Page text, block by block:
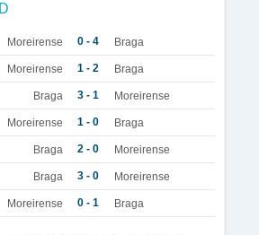
Moreirense 0 - 4 Braga
Moreirense 1 - 2 Braga
Braga 3 - 1 Moreirense
Moreirense 1 - 0 Braga
Braga 2 - 0 Moreirense
Braga 3 - 0 Moreirense
Moreirense 0 - 1 Braga